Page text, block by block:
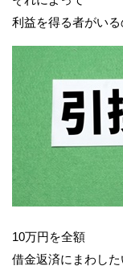
利益を得る者がいる
10万円を全額
借金返済にまわした